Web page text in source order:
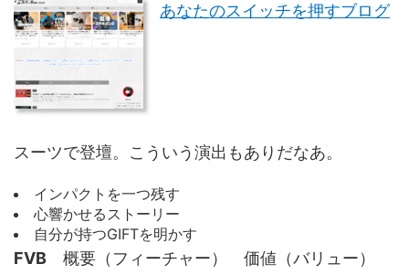
あなたのスイッチを押すブログ
スーツで登壇。こういう演出もありだなあ。
インパクトを一つ残す
心響かせるストーリー
自分が持つGIFTを明かす
FVB 概要（フィーチャー） 価値（バリュー）